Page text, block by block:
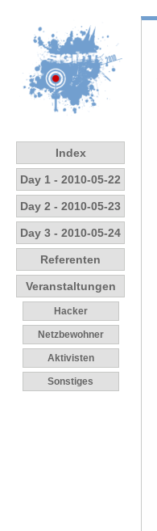
Index
Day 1 - 2010-05-22
Day 2 - 2010-05-23
Day 3 - 2010-05-24
Referenten
Veranstaltungen
Hacker
Netzbewohner
Aktivisten
Sonstiges